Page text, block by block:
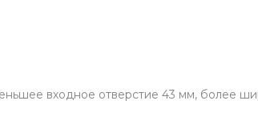
входное отверстие 43 мм, более